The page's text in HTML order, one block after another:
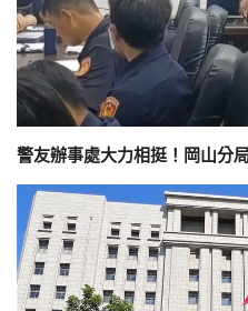
警友辦事處大力相挺！岡山分